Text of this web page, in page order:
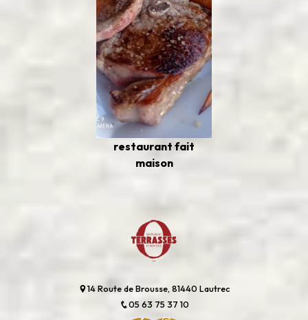
restaurant fait
maison
14 Route de Brousse, 81440 Lautrec
05 63 75 37 10